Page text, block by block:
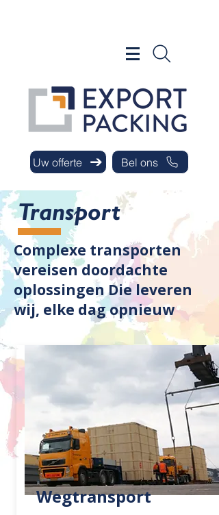
Uw offerte Bel ons
Wegtransport
Transport
Complexe transporten
vereisen doordachte
oplossingen Die leveren
wij, elke dag opnieuw